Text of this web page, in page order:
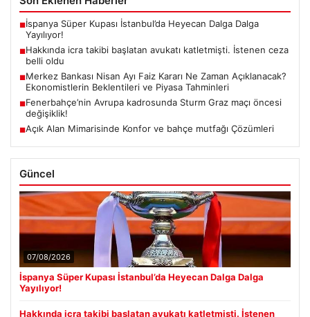
Beklentileri ve Piyasa Tahminleri
Türkiye Cumhuriyet Merkez Bankası (TCMB) Para
Politikası Kurulu, Nisan ayı faiz kararını belirlemek
üzere…
USD 47.71 ▲ +0.17%
EUR 55.01 ▼ -0.02%
ALTIN 6572.5 ▲ +1.23%
Son Eklenen Haberler
■İspanya Süper Kupası İstanbul’da Heyecan Dalga Dalga
Yayılıyor!
■Hakkında icra takibi başlatan avukatı katletmişti. İstenen ceza
Merkez Bankası Nisan Ayı Faiz Kararı Ne Zaman Açıklanacak?
Ekonomistlerin Beklentileri ve Piyasa Tahminleri
■ Fenerbahçe’nin Avrupa kadrosunda Sturm Graz maçı öncesi
değişiklik!
■Açık Alan Mimarisinde Konfor ve bahçe mutfağı Çözümleri